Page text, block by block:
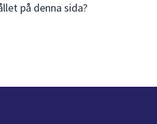
på denna sida?